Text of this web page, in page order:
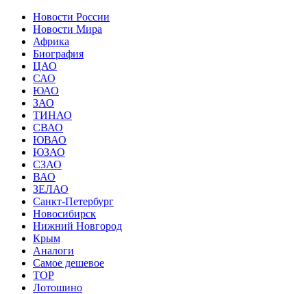
Новости России
Новости Мира
Африка
Биография
ЦАО
САО
ЮАО
ЗАО
ТИНАО
СВАО
ЮВАО
ЮЗАО
СЗАО
ВАО
ЗЕЛАО
Санкт-Петербург
Новосибирск
Нижний Новгород
Крым
Аналоги
Самое дешевое
TOP
Лотошино